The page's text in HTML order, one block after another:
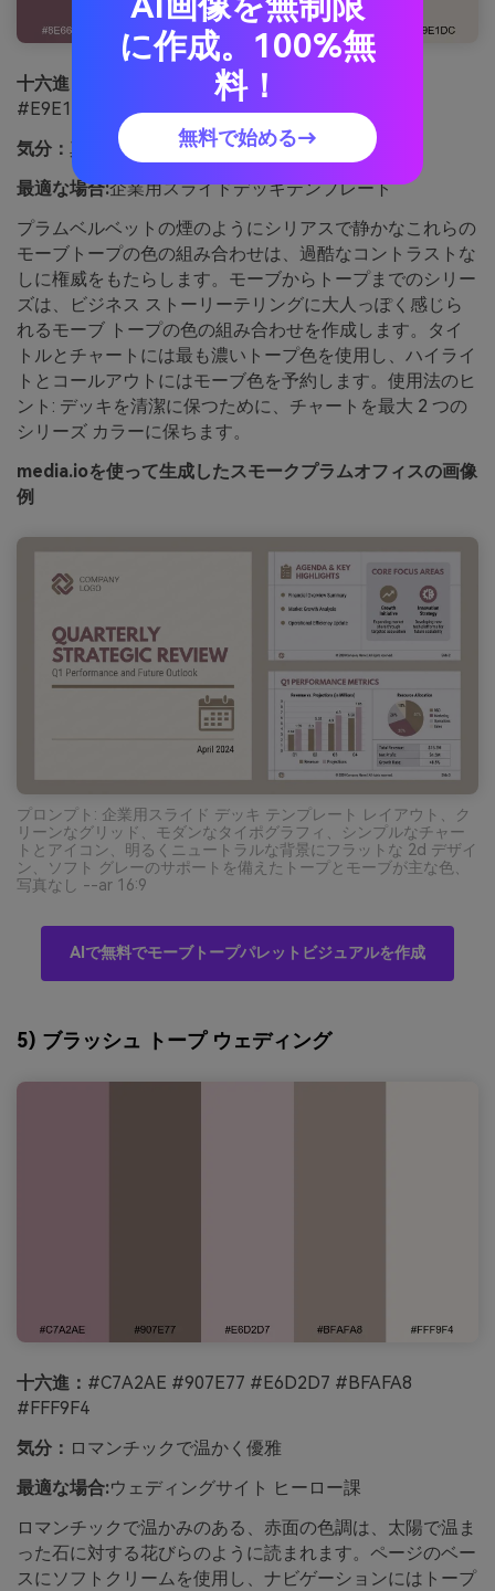
十六進：
#8E6674 #5F5450 #B79AA7 #8A7A72
#E9E1DC
気分： 真面目で、静かで、自信がある
最適な場合:企業用スライドデッキテンプレート
プラムベルベットの煙のようにシリアスで静かなこれらの
モーブトープの色の組み合わせは、過酷なコントラストな
しに権威をもたらします。モーブからトープまでのシリー
ズは、ビジネス ストーリーテリングに大人っぽく感じら
れるモーブ トープの色の組み合わせを作成します。タイ
トルとチャートには最も濃いトープ色を使用し、ハイライ
トとコールアウトにはモーブ色を予約します。使用法のヒ
ント: デッキを清潔に保つために、チャートを最大 2 つの
シリーズ カラーに保ちます。
media.ioを使って生成したスモークプラムオフィスの画像
例
プロンプト: 企業用スライド デッキ テンプレート レイアウト、ク
リーンなグリッド、モダンなタイポグラフィ、シンプルなチャー
トとアイコン、明るくニュートラルな背景にフラットな 2d デザイ
ン、ソフト グレーのサポートを備えたトープとモーブが主な色、
写真なし --ar 16:9
AIで無料でモーブトープパレットビジュアルを作成
5) ブラッシュ トープ ウェディング
十六進： #C7A2AE #907E77 #E6D2D7 #BFAFA8
#FFF9F4
気分： ロマンチックで温かく優雅
最適な場合:ウェディングサイト ヒーロー課
ロマンチックで温かみのある、赤面の色調は、太陽で温ま
った石に対する花びらのように読まれます。ページのベー
スにソフトクリームを使用し、ナビゲーションにはトープ
に作成。100%無
料！
無料で始める→